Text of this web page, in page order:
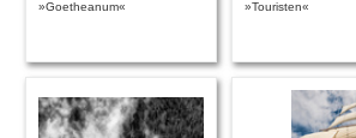
»Goetheanum«
»Touristen«